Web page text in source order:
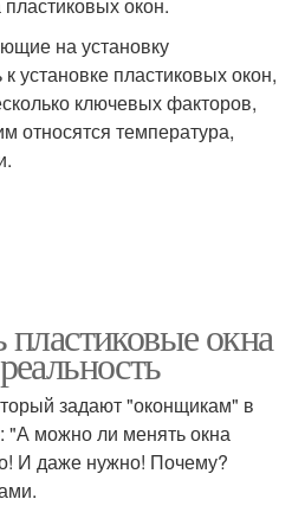
на установку
установке пластиковых окон,
ключевых факторов,
относятся температура,
окна
задают "оконщикам" в
"А можно ли менять окна
И даже нужно! Почему?